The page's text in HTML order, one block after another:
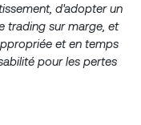
d'adopter un
trading sur marge, et
et en temps
pour les pertes